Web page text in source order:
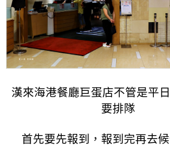
漢來海港餐廳巨蛋店不管是平
要排隊
首先要先報到，報到完再去